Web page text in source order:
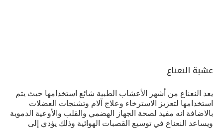
عشبة النعناع
يعد النعناع من أشهر الأعشاب الطبية شائع استخدامها حيث يتم
استخدامها لتعزيز الاسترخاء وعلاج آلام وتشنجات العضلات
بالاضافة انه مفيد لصحة الجهاز الهضمي والقلب والأوعية الدموية
ويساعد النعناع في توسيع القصبات الهوائية وذلك يؤدي إلى